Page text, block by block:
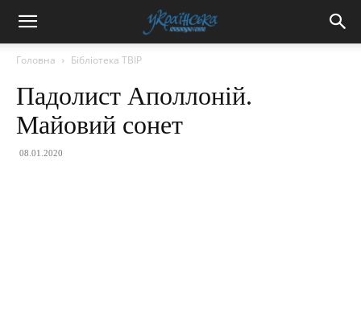
Головна Бібліотека ТВІР
Падолист Аполлоній.
Майовий сонет
08.01.2020